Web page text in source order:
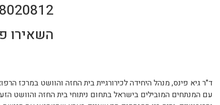
השאירו
ד"ר גיא פינס, מנהל היחידה לכירורגיית בית החזה והוושט במרכז
עם המנתחים המובילים בישראל בתחום ניתוחי בית החזה והוושט